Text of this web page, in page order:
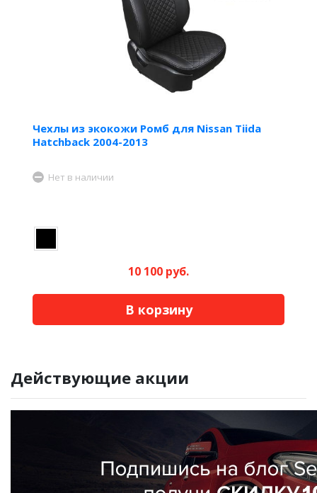
Чехлы из экокожи Ромб для Nissan Tiida
Hatchback 2004-2013
Нет в наличии
10 100 руб.
В корзину
Действующие акции